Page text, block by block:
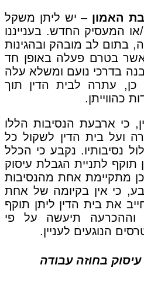
האמון – יש ליתן משקל
המעסיק החדש. בענייננו
בתום לב מובהק ובהגינות
בטרם פעלה באופן חד
בדרכי נועם ומשלא עלה
עתרה לבית הדין תוך
כהווייתן.
כי ארבעת הנסיבות הללו
ועל בית הדין לשקול כל
נסיבותיו. נקבע כי הכלל
תוקף לתניית הגבלת עיסוק
מתקיימת אחת מהנסיבות
כי אין בקיומה של אחת
את בית הדין ליתן תוקף
וההכרעה תיעשה על פי
הנוגעים לעניין.
בחוזה עבודה